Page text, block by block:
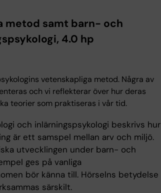
metod samt barn- och
4.0 hp
vetenskapliga metod. Några av
och vi reflekterar över hur deras
teorier som praktiseras i vår tid.
och inlärningspsykologi beskrivs hur
är ett samspel mellan arv och miljö.
utvecklingen under barn- och
ges på vanliga
bör känna till. Hörselns betydelse
särskilt.